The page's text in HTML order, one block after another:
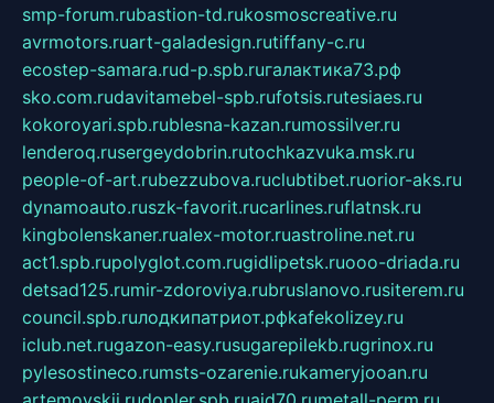
smp-forum.rubastion-td.rukosmoscreative.ru
avrmotors.ruart-galadesign.rutiffany-c.ru
ecostep-samara.rud-p.spb.ruгалактика73.рф
sko.com.rudavitamebel-spb.rufotsis.rutesiaes.ru
kokoroyari.spb.rublesna-kazan.rumossilver.ru
lenderoq.rusergeydobrin.rutochkazvuka.msk.ru
people-of-art.rubezzubova.ruclubtibet.ruorior-aks.ru
dynamoauto.ruszk-favorit.rucarlines.ruflatnsk.ru
kingbolenskaner.rualex-motor.ruastroline.net.ru
act1.spb.rupolyglot.com.rugidlipetsk.ruooo-driada.ru
detsad125.rumir-zdoroviya.rubruslanovo.rusiterem.ru
council.spb.ruлодкипатриот.рфkafekolizey.ru
iclub.net.rugazon-easy.rusugarepilekb.rugrinox.ru
pylesostineco.rumsts-ozarenie.rukameryjooan.ru